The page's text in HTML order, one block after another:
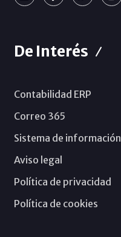
De Interés
Contabilidad ERP
Correo 365
Sistema de información
Aviso legal
Política de privacidad
Política de cookies